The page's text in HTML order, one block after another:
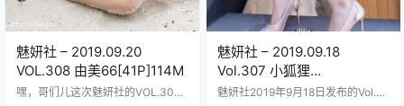
魅妍社 – 2019.09.20
VOL.308 由美66[41P]114M
嘿，哥们儿这次魅妍社的VOL.308
魅妍社 – 2019.09.18
Vol.307 小狐狸
Kathryn[33+1P86M]
魅妍社2019年9月18日发布的Vol.3